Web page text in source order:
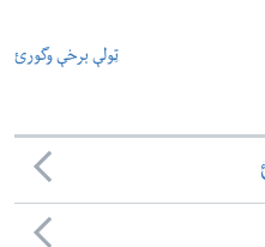
ټولې برخې وگورئ